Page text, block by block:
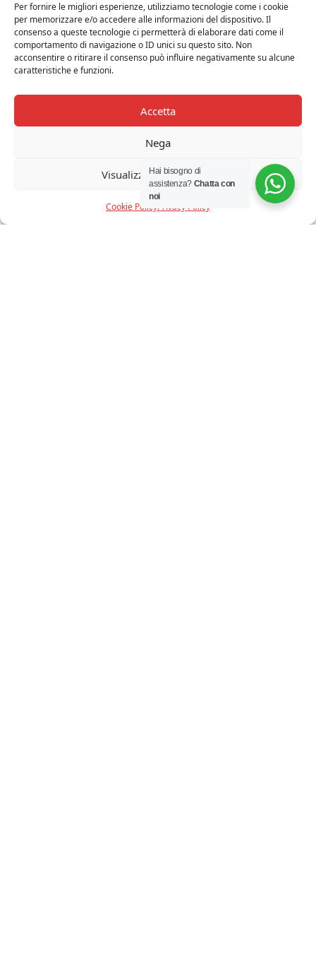
Per fornire le migliori esperienze, utilizziamo tecnologie come i cookie
per memorizzare e/o accedere alle informazioni del dispositivo. Il
consenso a queste tecnologie ci permetterà di elaborare dati come il
comportamento di navigazione o ID unici su questo sito. Non
acconsentire o ritirare il consenso può influire negativamente su alcune
caratteristiche e funzioni.
Accetta
Nega
Visualizza le preferenze
Cookie PolicyPrivacy Policy
€165,00
10%
Hai bisogno di
assistenza? Chatta con
noi